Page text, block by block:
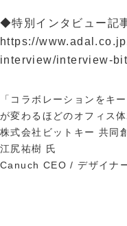
◆特別インタビュー記
https://
interview/interview-
「コラボレーションをキ
が変わるほどのオフィス
株式会社ビットキー 共同
江尻祐樹 氏
Canuch CEO / デザイナ